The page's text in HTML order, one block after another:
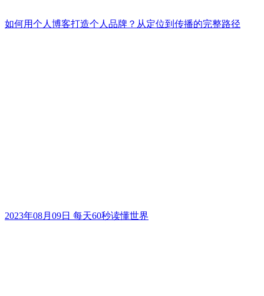
如何用个人博客打造个人品牌？从定位到传播的完整路径
2023年08月09日 每天60秒读懂世界